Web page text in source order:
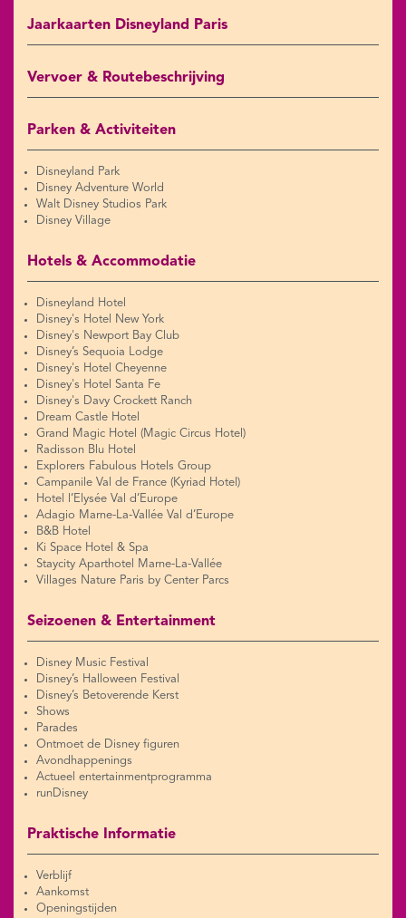
Jaarkaarten Disneyland Paris
Vervoer & Routebeschrijving
Parken & Activiteiten
Disneyland Park
Disney Adventure World
Walt Disney Studios Park
Disney Village
Hotels & Accommodatie
Disneyland Hotel
Disney's Hotel New York
Disney's Newport Bay Club
Disney’s Sequoia Lodge
Disney's Hotel Cheyenne
Disney's Hotel Santa Fe
Disney's Davy Crockett Ranch
Dream Castle Hotel
Grand Magic Hotel (Magic Circus Hotel)
Radisson Blu Hotel
Explorers Fabulous Hotels Group
Campanile Val de France (Kyriad Hotel)
Hotel l’Elysée Val d’Europe
Adagio Marne-La-Vallée Val d’Europe
B&B Hotel
Ki Space Hotel & Spa
Staycity Aparthotel Marne-La-Vallée
Villages Nature Paris by Center Parcs
Seizoenen & Entertainment
Disney Music Festival
Disney’s Halloween Festival
Disney’s Betoverende Kerst
Shows
Parades
Ontmoet de Disney figuren
Avondhappenings
Actueel entertainmentprogramma
runDisney
Praktische Informatie
Verblijf
Aankomst
Openingstijden